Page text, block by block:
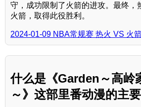
守，成功限制了火箭的进攻。最终，
火箭，取得此役胜利。
2024-01-09 NBA常规赛 热火 VS 火
什么是《Garden～高岭
～》这部里番动漫的主